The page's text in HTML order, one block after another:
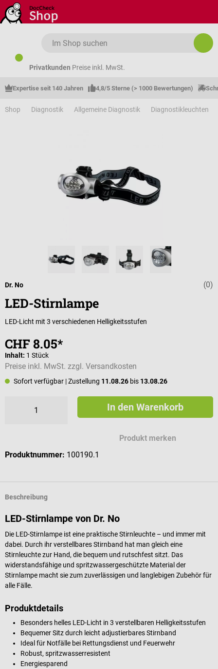
Zum Hauptinhalt springen
Privatkunden Preise inkl. MwSt.
Expertise seit 140 Jahren 4,8/5 Sterne (> 1000 Bewertungen)
Shop Diagnostik Allgemeine Diagnostik Diagnostikleuchten
(0)
Dr. No
LED-Stirnlampe
LED-Licht mit 3 verschiedenen Helligkeitsstufen
CHF 8.05*
Inhalt: 1 Stück
Preise inkl. MwSt. zzgl. Versandkosten
Sofort verfügbar | Zustellung 11.08.26 bis 13.08.26
In den Warenkorb
Produkt merken
Produktnummer: 100190.1
Beschreibung
LED-Stirnlampe von Dr. No
Die LED-Stirnlampe ist eine praktische Stirnleuchte – und immer mit
dabei. Durch ihr verstellbares Stirnband hat man gleich eine
Stirnleuchte zur Hand, die bequem und rutschfest sitzt. Das
widerstandsfähige und spritzwassergeschützte Material der
Stirnlampe macht sie zum zuverlässigen und langlebigen Zubehör für
alle Fälle.
Produktdetails
Besonders helles LED-Licht in 3 verstellbaren Helligkeitsstufen
Bequemer Sitz durch leicht adjustierbares Stirnband
Ideal für Notfälle bei Rettungsdienst und Feuerwehr
Robust, spritzwasserresistent
Energiesparend